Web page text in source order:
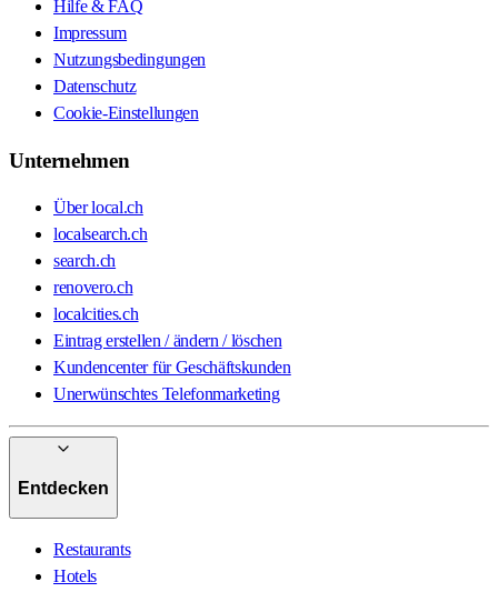
Hilfe & FAQ
Impressum
Nutzungsbedingungen
Datenschutz
Cookie-Einstellungen
Unternehmen
Über local.ch
localsearch.ch
search.ch
renovero.ch
localcities.ch
Eintrag erstellen / ändern / löschen
Kundencenter für Geschäftskunden
Unerwünschtes Telefonmarketing
Entdecken
Restaurants
Hotels